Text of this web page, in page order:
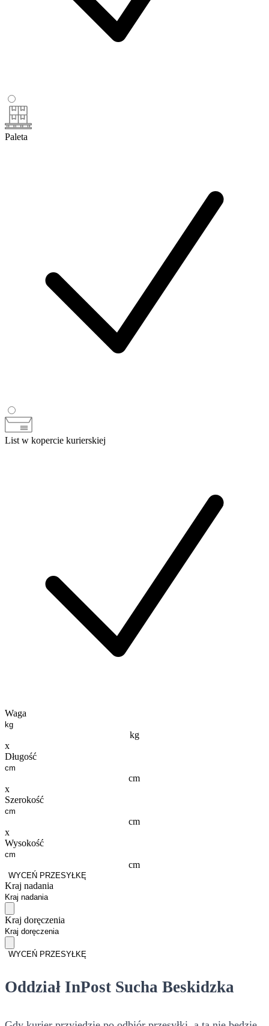
Paleta
List w kopercie kurierskiej
Waga
kg
x
Długość
cm
x
Szerokość
cm
x
Wysokość
cm
WYCEŃ PRZESYŁKĘ
Kraj nadania
Kraj doręczenia
WYCEŃ PRZESYŁKĘ
Oddział InPost Sucha Beskidzka